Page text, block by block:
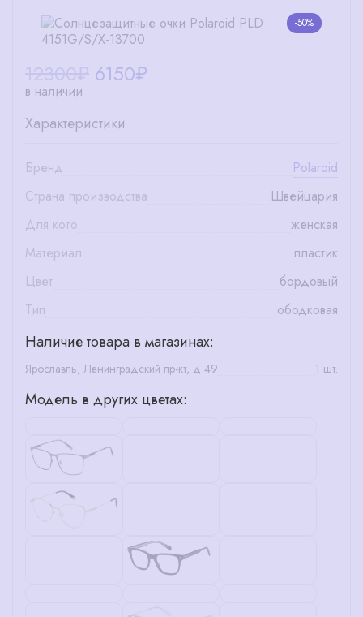
-50%
6150₽
в наличии
Характеристики
Бренд
Polaroid
Страна производства
Швейцария
Для кого
женская
Материал
пластик
Цвет
бордовый
Тип
ободковая
Наличие товара в магазинах:
Ярославль, Ленинградский пр-кт, д 49 1 шт.
Модель в других цветах: